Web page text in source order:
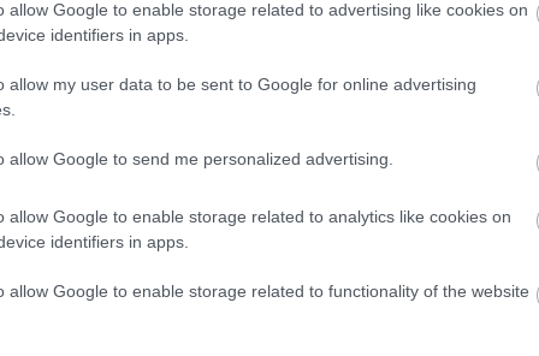
allow Google to enable storage related to advertising like cookies on
identifiers in apps.
allow my user data to be sent to Google for online advertising
allow Google to send me personalized advertising.
allow Google to enable storage related to analytics like cookies on
identifiers in apps.
allow Google to enable storage related to functionality of the website